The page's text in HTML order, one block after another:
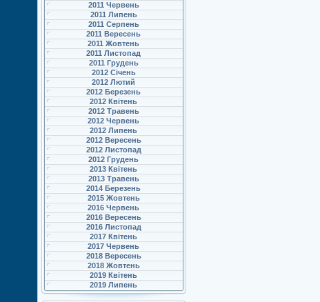
2011 Червень
2011 Липень
2011 Серпень
2011 Вересень
2011 Жовтень
2011 Листопад
2011 Грудень
2012 Січень
2012 Лютий
2012 Березень
2012 Квітень
2012 Травень
2012 Червень
2012 Липень
2012 Вересень
2012 Листопад
2012 Грудень
2013 Квітень
2013 Травень
2014 Березень
2015 Жовтень
2016 Червень
2016 Вересень
2016 Листопад
2017 Квітень
2017 Червень
2018 Вересень
2018 Жовтень
2019 Квітень
2019 Липень